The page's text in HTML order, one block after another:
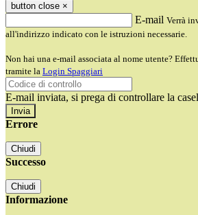
button close ×
E-mail Verrà
all'indirizzo indicato con le istruzioni necessarie.
Non hai una e-mail associata al nome utente?
tramite la Login Spaggiari
E-mail inviata, si prega di controllare la
Errore
Chiudi
Successo
Chiudi
Informazione